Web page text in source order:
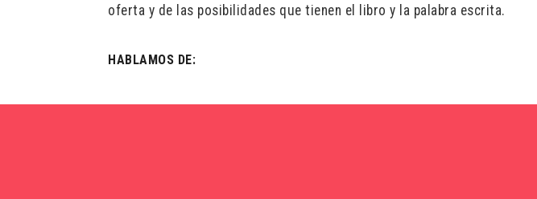
oferta y de las posibilidades que tienen el libro y la palabra escrita.
HABLAMOS DE: